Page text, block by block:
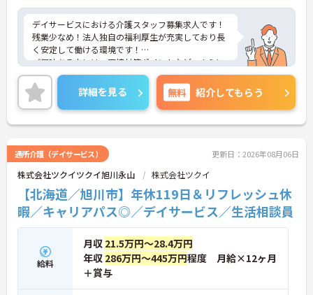
デイサービスにおける介護スタッフ募集求人です！
残業少なめ！法人独自の福利厚生が充実しており長
く安定して働ける環境です！
ご興味ある方には、面接対策ポイントなど、さらに
詳細をお話しいたしますのでお気軽にご相談くださ
い！
詳細を見る 無料 紹介してもらう
通所介護（デイサービス） 更新日：2026年08月06日
株式会社ツクイツクイ旭川永山 株式会社ツクイ
【北海道／旭川市】年休119日＆リフレッシュ休
暇／キャリアパス◎／デイサービス／生活相談員
給料
月収 21.5万円～28.4万円
年収 286万円～445万円程度 月給×12ヶ月
＋賞与